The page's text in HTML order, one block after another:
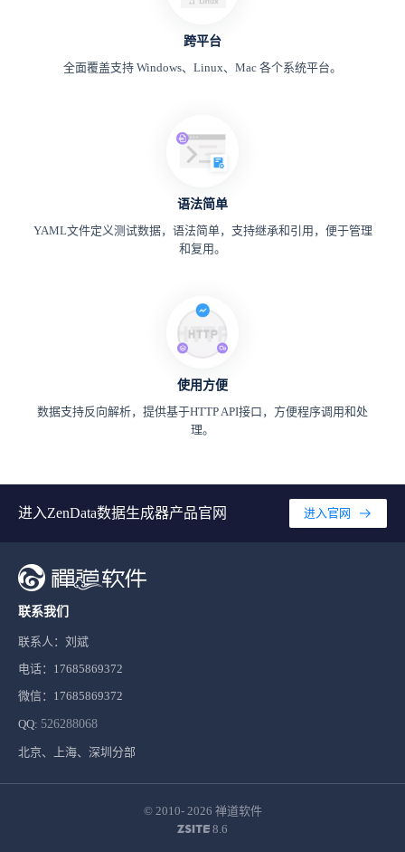
跨平台
全面覆盖支持 Windows、Linux、Mac 各个系统平台。
语法简单
YAML文件定义测试数据，语法简单，支持继承和引用，便于管理
和复用。
使用方便
数据支持反向解析，提供基于HTTP API接口，方便程序调用和处
理。
进入ZenData数据生成器产品官网 进入官网
联系我们
联系人：刘斌
电话：17685869372
微信：17685869372
QQ: 526288068
北京、上海、深圳分部
© 2010- 2026 禅道软件
8.6